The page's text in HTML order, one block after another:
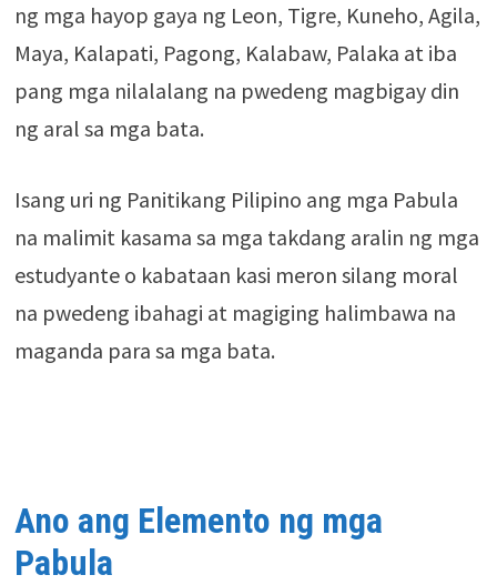
ng mga hayop gaya ng Leon, Tigre, Kuneho, Agila,
Maya, Kalapati, Pagong, Kalabaw, Palaka at iba
pang mga nilalalang na pwedeng magbigay din
ng aral sa mga bata.
Isang uri ng Panitikang Pilipino ang mga Pabula
na malimit kasama sa mga takdang aralin ng mga
estudyante o kabataan kasi meron silang moral
na pwedeng ibahagi at magiging halimbawa na
maganda para sa mga bata.
Ano ang Elemento ng mga
Pabula